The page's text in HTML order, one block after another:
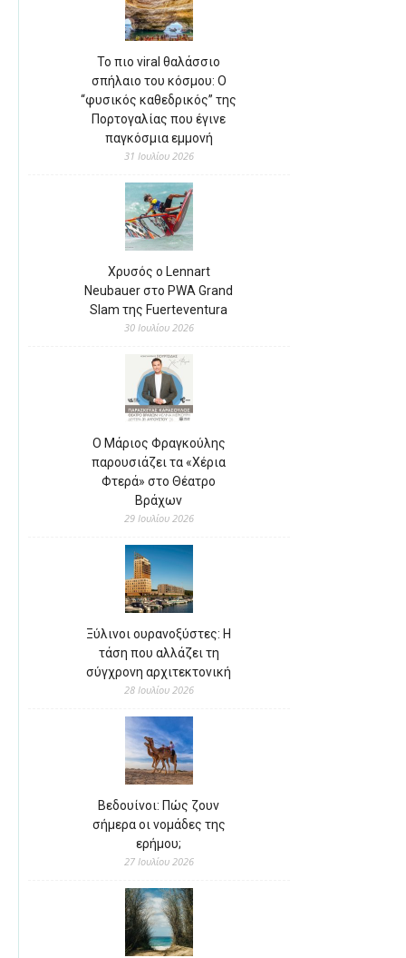
Το πιο viral θαλάσσιο
σπήλαιο του κόσμου: Ο
“φυσικός καθεδρικός” της
Πορτογαλίας που έγινε
παγκόσμια εμμονή
31 Ιουλίου 2026
Χρυσός ο Lennart
Neubauer στο PWA Grand
Slam της Fuerteventura
30 Ιουλίου 2026
Ο Μάριος Φραγκούλης
παρουσιάζει τα «Χέρια
Φτερά» στο Θέατρο
Βράχων
29 Ιουλίου 2026
Ξύλινοι ουρανοξύστες: Η
τάση που αλλάζει τη
σύγχρονη αρχιτεκτονική
28 Ιουλίου 2026
Βεδουίνοι: Πώς ζουν
σήμερα οι νομάδες της
ερήμου;
27 Ιουλίου 2026